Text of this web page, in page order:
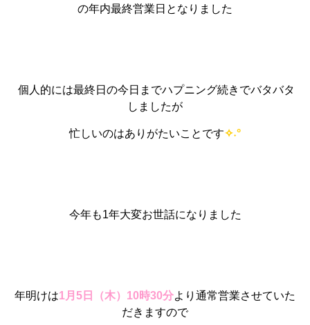
の年内最終営業日となりました
個人的には最終日の今日までハプニング続きでバタバタ
しましたが
忙しいのはありがたいことです✧˖°
今年も1年大変お世話になりました
年明けは1月5日（木）10時30分より通常営業させていた
だきますので